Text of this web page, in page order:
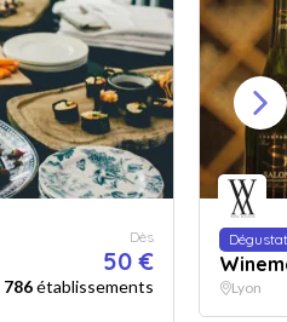
Dès
50 €
786établissements
Lyon